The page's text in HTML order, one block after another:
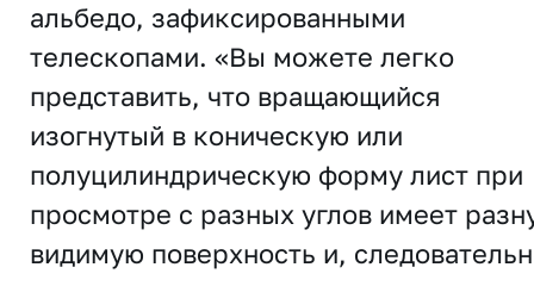
альбедо, зафиксированными
телескопами. «Вы можете легко
представить, что вращающийся
изогнутый в коническую или
полуцилиндрическую форму лист при
просмотре с разных углов имеет
видимую поверхность и,